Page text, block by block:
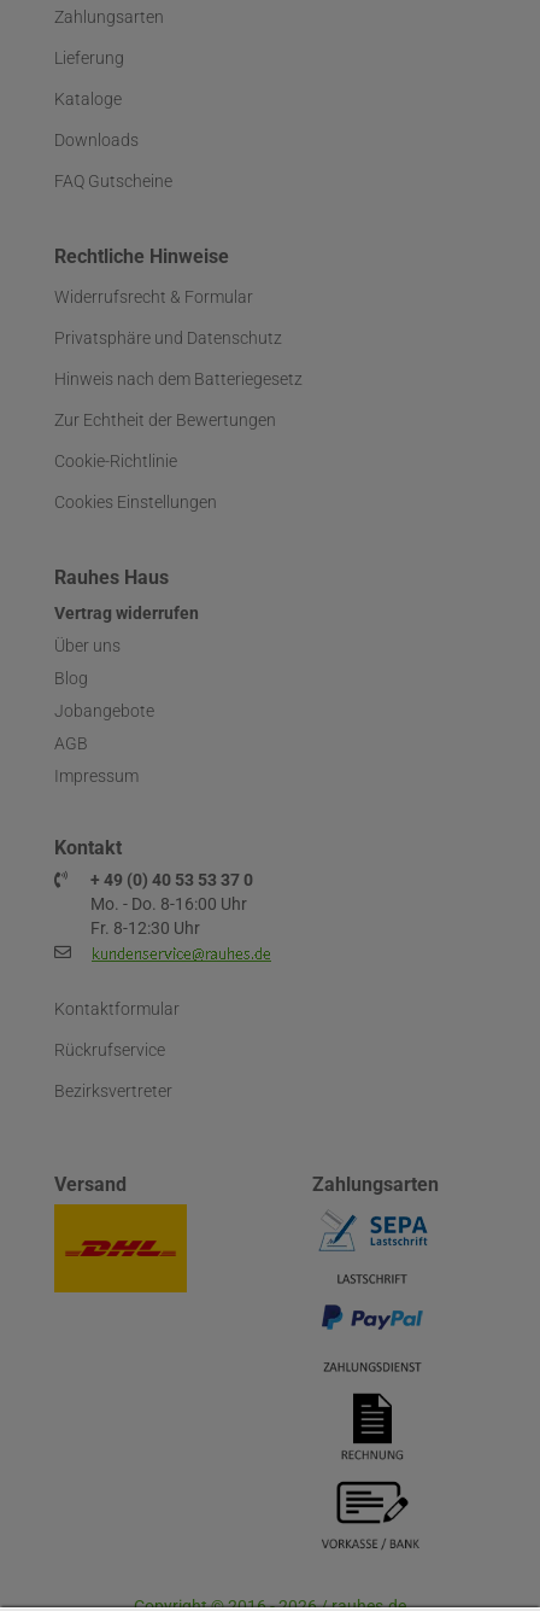
Zahlungsarten
Lieferung
Kataloge
Downloads
FAQ Gutscheine
Rechtliche Hinweise
Widerrufsrecht & Formular
Privatsphäre und Datenschutz
Hinweis nach dem Batteriegesetz
Zur Echtheit der Bewertungen
Cookie-Richtlinie
Cookies Einstellungen
Rauhes Haus
Vertrag widerrufen
Über uns
Blog
Jobangebote
AGB
Impressum
Kontakt
+ 49 (0) 40 53 53 37 0
Mo. - Do. 8-16:00 Uhr
Fr. 8-12:30 Uhr
Kontaktformular
Rückrufservice
Bezirksvertreter
Versand Zahlungsarten
Copyright © 2016 - 2026 / rauhes.de